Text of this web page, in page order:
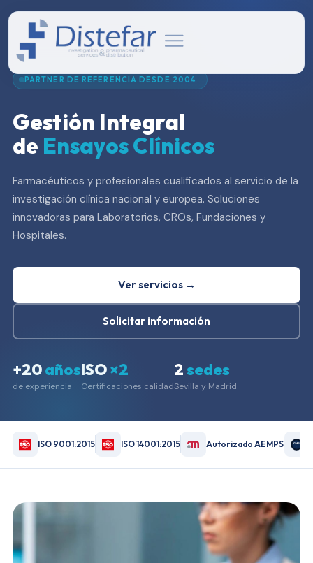
PARTNER DE REFERENCIA DESDE 2004
Gestión Integral
de Ensayos Clínicos
Farmacéuticos y profesionales cualificados al servicio de la
investigación clínica nacional y europea. Soluciones
innovadoras para Laboratorios, CROs, Fundaciones y
Hospitales.
Ver servicios →
Solicitar información
+20años
de experiencia
ISO×2
Certificaciones calidad
2sedes
Sevilla y Madrid
ISO 9001:2015 ISO 14001:2015 Autorizado AEMPS GMP